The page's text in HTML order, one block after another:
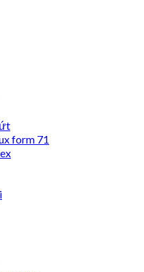
form 71